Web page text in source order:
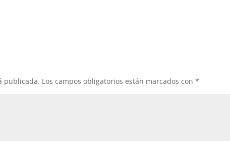
publicada. Los campos obligatorios están marcados con*